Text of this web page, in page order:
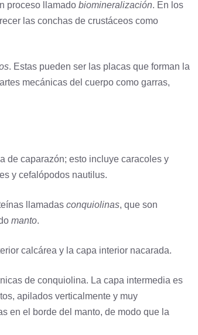
proceso llamado biomineralización. En los
las conchas de crustáceos como
. Estas pueden ser las placas que forman la
mecánicas del cuerpo como garras,
de caparazón; esto incluye caracoles y
y cefalópodos nautilus.
llamadas conquiolinas, que son
manto.
calcárea y la capa interior nacarada.
de conquiolina. La capa intermedia es
apilados verticalmente y muy
en el borde del manto, de modo que la